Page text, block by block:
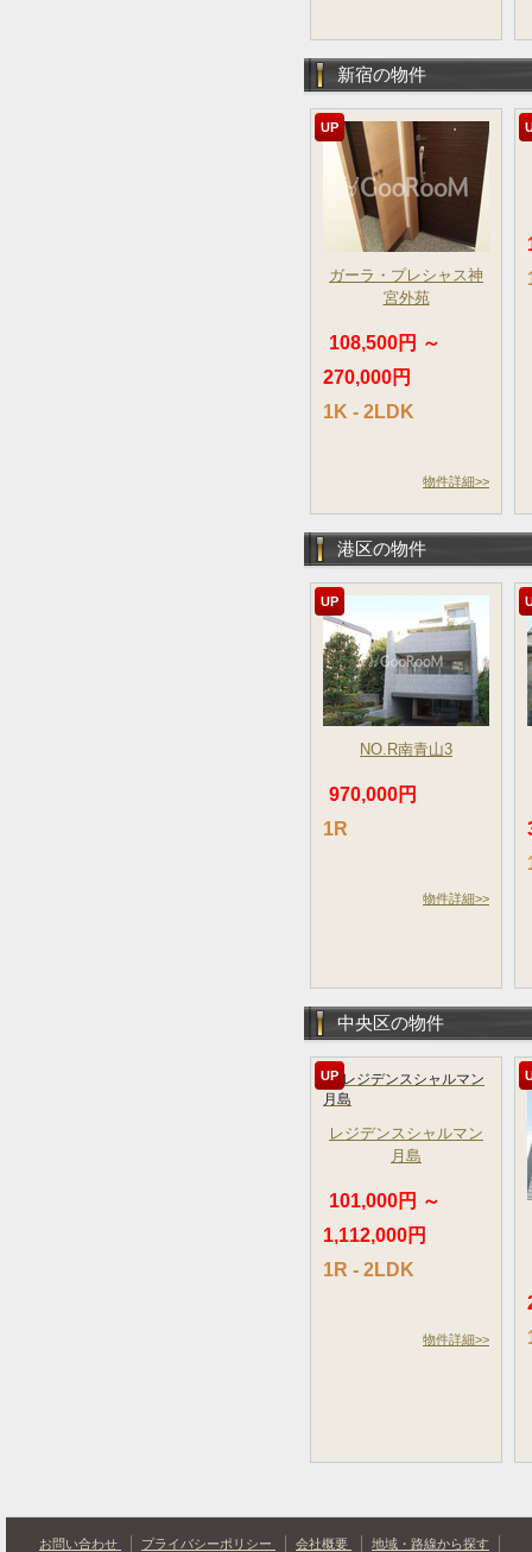
新宿の物件
UP
ガーラ・プレシャス神
宮外苑
108,500円 ～
270,000円
1K - 2LDK
物件詳細>>
港区の物件
UP
NO.R南青山3
970,000円
1R
物件詳細>>
中央区の物件
UP
レジデンスシャルマン
月島
101,000円 ～
1,112,000円
1R - 2LDK
物件詳細>>
お問い合わせ プライバシーポリシー 会社概要 地域・路線から探す